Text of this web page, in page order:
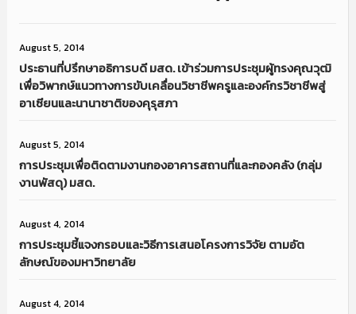
August 5, 2014
ประธานที่ปรึกษาอธิการบดี มสด. เข้าร่วมการประชุมผู้ทรงคุณวุฒิ
เพื่อวิพากษ์แนวทางการขับเคลื่อนวิชาชีพครูและองค์กรวิชาชีพสู่
อาเซียนและนานาชาติของคุรุสภา
August 5, 2014
การประชุมเพื่อติดตามงานกองอาคารสถานที่และกองคลัง (กลุ่ม
งานพัสดุ) มสด.
August 4, 2014
การประชุมชี้แจงกรอบและวิธีการเสนอโครงการวิจัย ตามอัต
ลักษณ์ของมหาวิทยาลัย
August 4, 2014